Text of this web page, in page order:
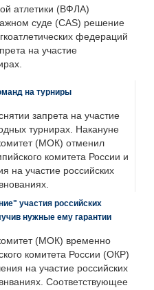
атлетики (ВФЛА)
суде (CAS) решение
федераций
на участие
на турниры
запрета на участие
турнирах. Накануне
(МОК) отменил
комитета России и
на участие российских
участия российских
нужные ему гарантии
(МОК) временно
комитета России (ОКР)
на участие российских
Соответствующее